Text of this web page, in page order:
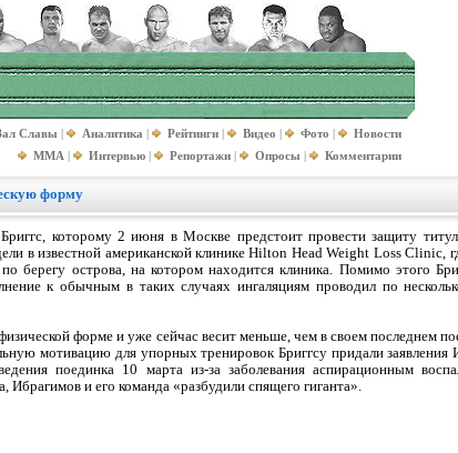
Славы | Аналитика | Рейтинги | Видео | Фото |
Новости
MMA | Интервью | Репортажи | Опросы | Комментарии
форму
которому 2 июня в Москве предстоит провести защиту
в известной американской клинике Hilton Head Weight Loss Clinic,
берегу острова, на котором находится клиника. Помимо этого
к обычным в таких случаях ингаляциям проводил по
форме и уже сейчас весит меньше, чем в своем последнем
мотивацию для упорных тренировок Бриггсу придали заявления
поединка 10 марта из-за заболевания аспирационным
и его команда «разбудили спящего гиганта».